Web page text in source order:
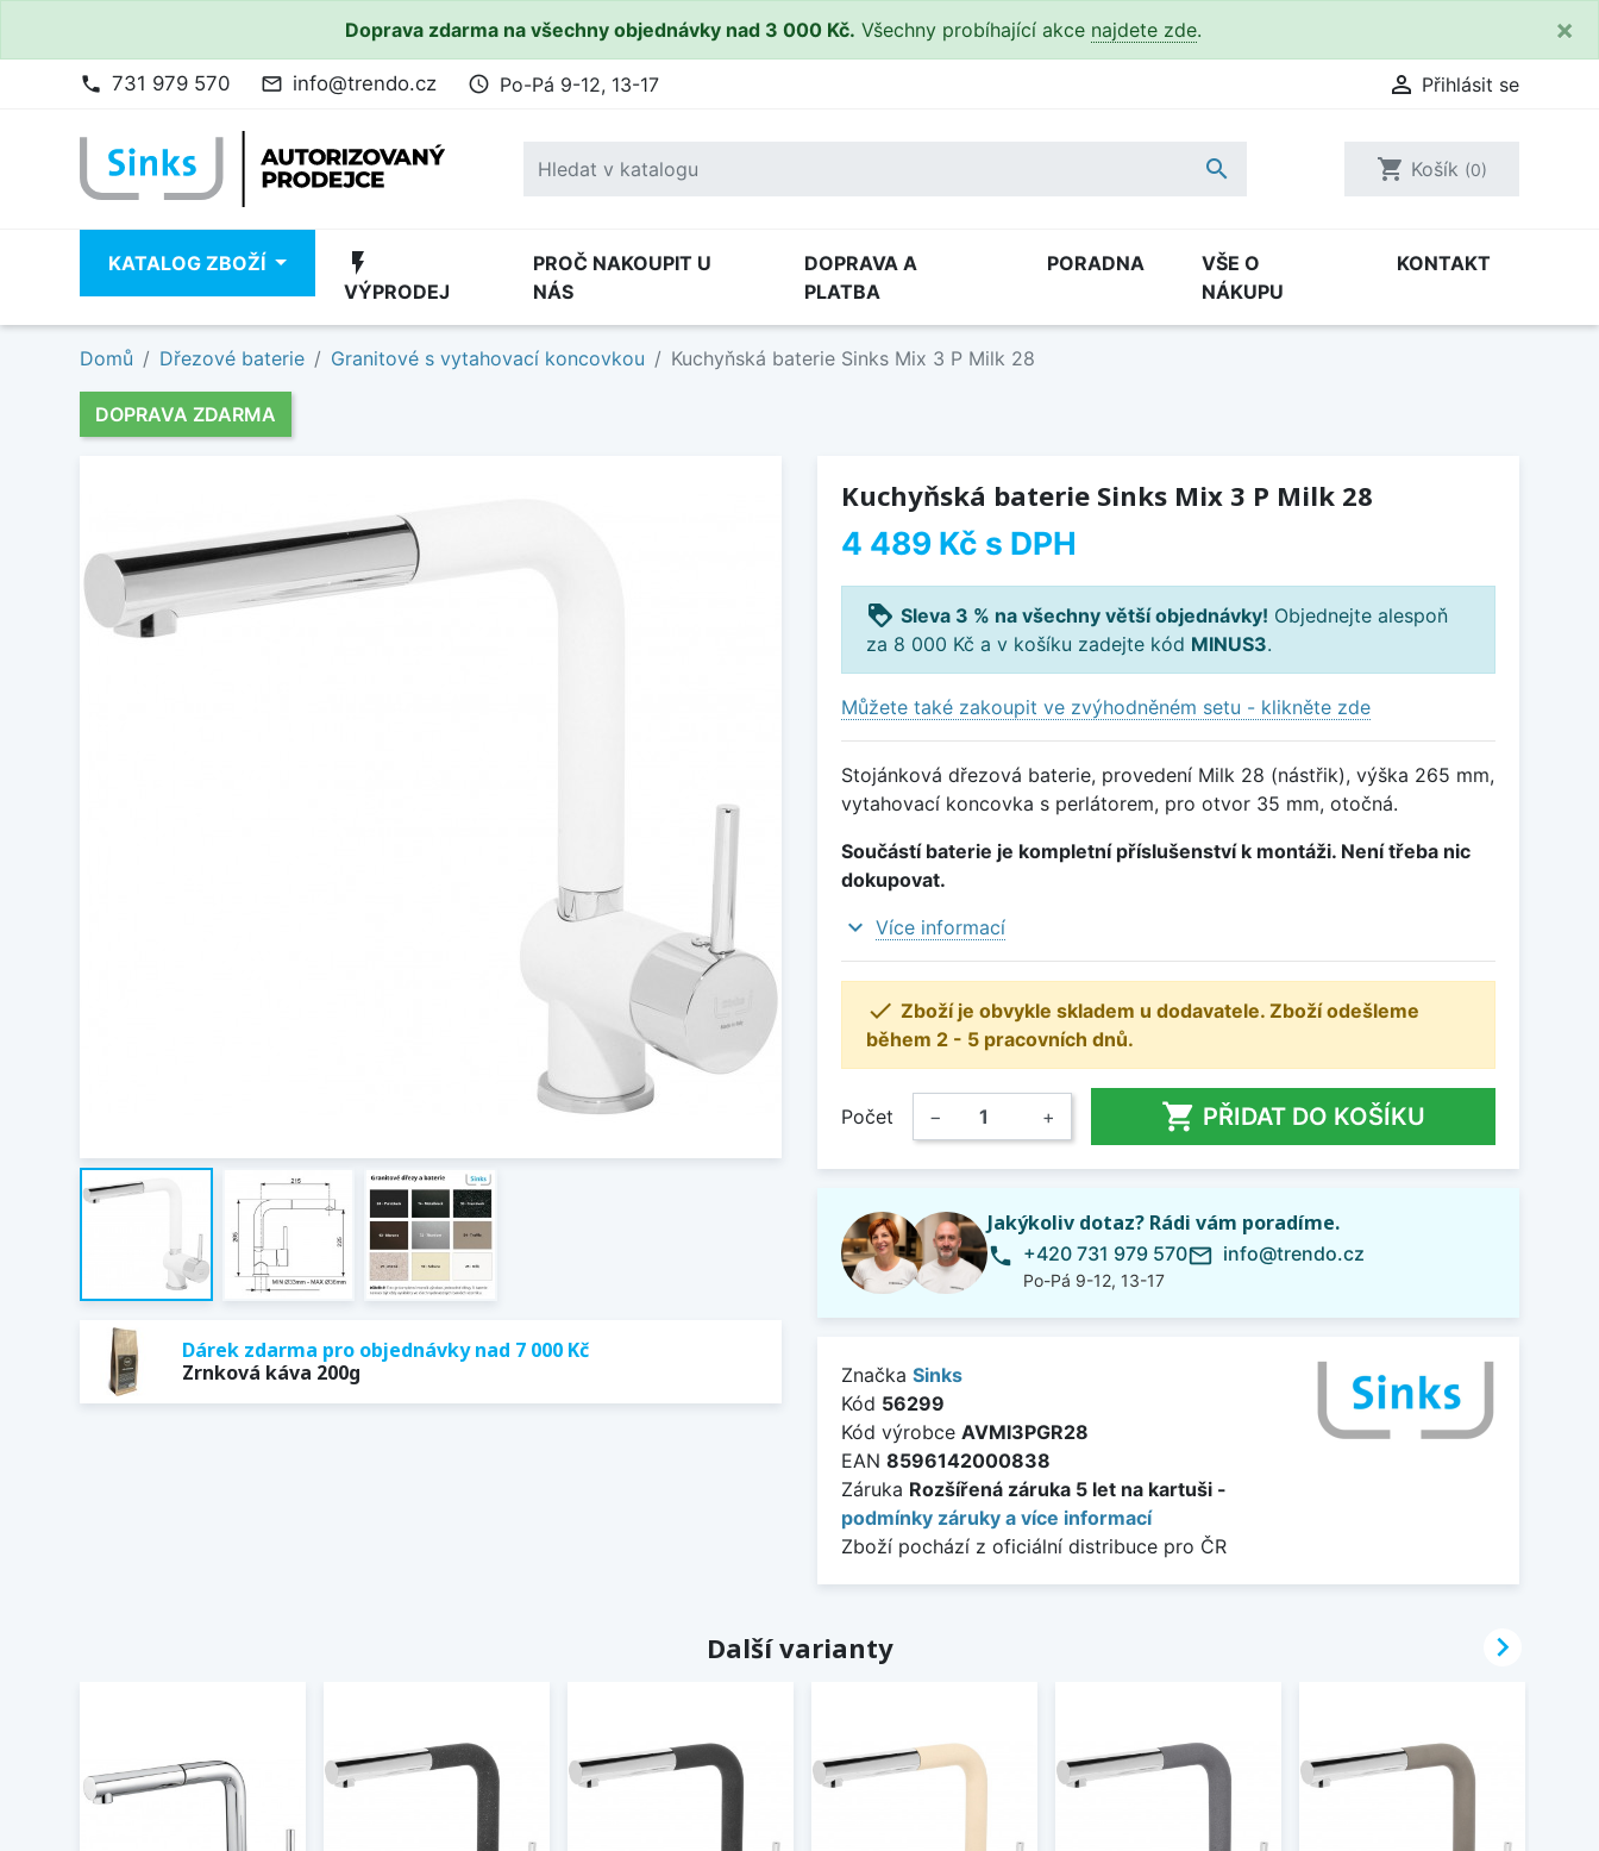
Doprava zdarma na všechny objednávky nad 3 000 Kč. Všechny probíhající akce najdete zde. ×
phone 731 979 570 mail_outline info@trendo.cz access_time Po-Pá 9-12, 13-17  Přihlásit se
 shopping_cart Košík (0)
KATALOG ZBOŽÍ flash_on
VÝPRODEJ
PROČ NAKOUPIT U
NÁS
DOPRAVA A
PLATBA
PORADNA
VŠE O
NÁKUPU
KONTAKT
Domů Dřezové baterie Granitové s vytahovací koncovkou Kuchyňská baterie Sinks Mix 3 P Milk 28
DOPRAVA ZDARMA
Dárek zdarma pro objednávky nad 7 000 Kč
Zrnková káva 200g
Kuchyňská baterie Sinks Mix 3 P Milk 28
4 489 Kč s DPH
loyalty Sleva 3 % na všechny větší objednávky! Objednejte alespoň
za 8 000 Kč a v košíku zadejte kód MINUS3.
Můžete také zakoupit ve zvýhodněném setu - klikněte zde
Stojánková dřezová baterie, provedení Milk 28 (nástřik), výška 265 mm,
vytahovací koncovka s perlátorem, pro otvor 35 mm, otočná.
Součástí baterie je kompletní příslušenství k montáži. Není třeba nic
dokupovat.
expand_more Více informací
 Zboží je obvykle skladem u dodavatele. Zboží odešleme
během 2 - 5 pracovních dnů.
Počet − +  PŘIDAT DO KOŠÍKU
Jakýkoliv dotaz? Rádi vám poradíme.
phone +420 731 979 570
Po-Pá 9-12, 13-17
mail_outline info@trendo.cz
Značka Sinks
Kód 56299
Kód výrobce AVMI3PGR28
EAN 8596142000838
Záruka Rozšířená záruka 5 let na kartuši -
podmínky záruky a více informací
Zboží pochází z oficiální distribuce pro ČR
Další varianty 